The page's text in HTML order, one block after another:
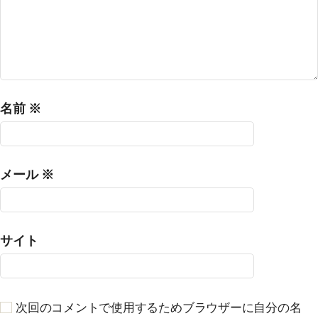
名前 ※
メール ※
サイト
次回のコメントで使用するためブラウザーに自分の名